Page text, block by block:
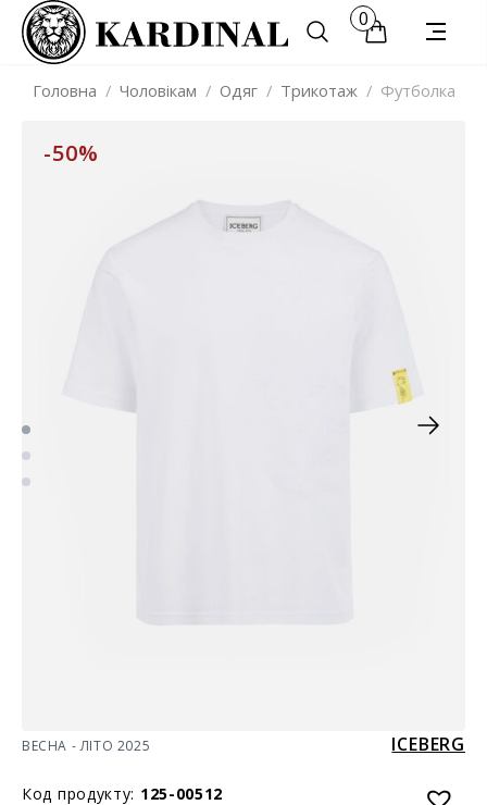
0
Головна / Чоловікам / Одяг / Трикотаж / Футболка
-50%
ВЕСНА - ЛІТО 2025 ICEBERG
Код продукту: 125-00512